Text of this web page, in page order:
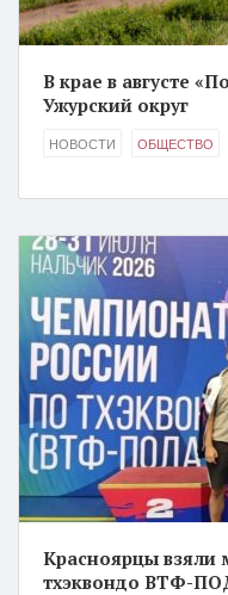
В крае в августе
Ужурский округ
НОВОСТИ ОБЩЕСТВО
Красноярцы взяли
тхэквондо ВТФ-